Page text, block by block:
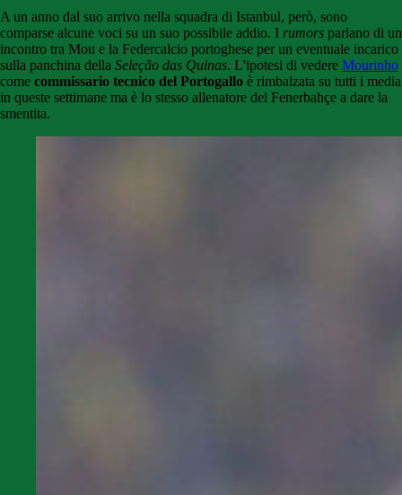
A un anno dal suo arrivo nella squadra di Istanbul, però, sono
comparse alcune voci su un suo possibile addio. I rumors parlano di un
incontro tra Mou e la Federcalcio portoghese per un eventuale incarico
sulla panchina della Seleção das Quinas. L'ipotesi di vedere Mourinho
come commissario tecnico del Portogallo è rimbalzata su tutti i media
in queste settimane ma è lo stesso allenatore del Fenerbahçe a dare la
smentita.